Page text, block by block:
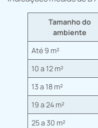
Tamanho do
ambiente
Até 9 m²
10 a 12 m²
13 a 18 m²
19 a 24 m²
25 a 30 m²